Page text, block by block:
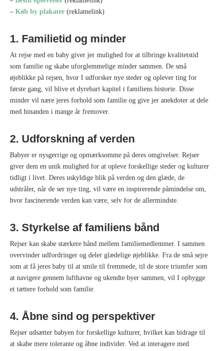
– Køb by plakater (reklamelink)
1. Familietid og minder
At rejse med en baby giver jer mulighed for at tilbringe kvalitetstid
som familie og skabe uforglemmelige minder sammen. De små
øjeblikke på rejsen, hvor I udforsker nye steder og oplever ting for
første gang, vil blive et dyrebart kapitel i familiens historie. Disse
minder vil nære jeres forhold som familie og give jer anekdoter at dele
med hinanden i mange år fremover.
2. Udforskning af verden
Babyer er nysgerrige og opmærksomme på deres omgivelser. Rejser
giver dem en unik mulighed for at opleve forskellige steder og kulturer
tidligt i livet. Deres uskyldige blik på verden og den glæde, de
udstråler, når de ser nye ting, vil være en inspirerende påmindelse om,
hvor fascinerende verden kan være, selv for de allermindste.
3. Styrkelse af familiens bånd
Rejser kan skabe stærkere bånd mellem familiemedlemmer. I sammen
overvinder udfordringer og deler glædelige øjeblikke. Fra de små sejre
som at få jeres baby til at smile til fremmede, til de store triumfer som
at navigere gennem lufthavne og ukendte byer sammen, vil I opbygge
et tættere forhold som familie.
4. Åbne sind og perspektiver
Rejser udsætter babyen for forskellige kulturer, hvilket kan bidrage til
at skabe mere tolerante og åbne individer. Ved at interagere med